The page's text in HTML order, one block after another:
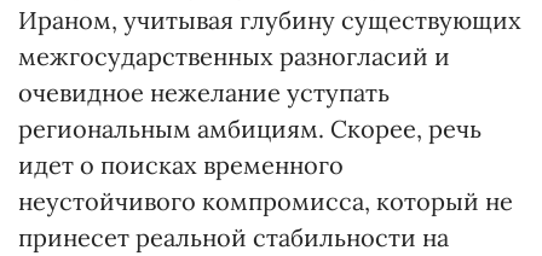
Ираном, учитывая глубину существующих
межгосударственных разногласий и
очевидное нежелание уступать
региональным амбициям. Скорее, речь
идет о поисках временного
неустойчивого компромисса, который не
принесет реальной стабильности на